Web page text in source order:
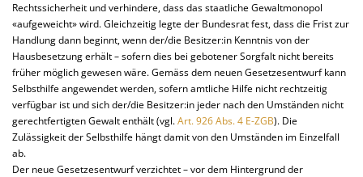
Rechtssicherheit und verhindere, dass das staatliche Gewaltmonopol
«aufgeweicht» wird. Gleichzeitig legte der Bundesrat fest, dass die Frist zur
Handlung dann beginnt, wenn der/die Besitzer:in Kenntnis von der
Hausbesetzung erhält – sofern dies bei gebotener Sorgfalt nicht bereits
früher möglich gewesen wäre. Gemäss dem neuen Gesetzesentwurf kann
Selbsthilfe angewendet werden, sofern amtliche Hilfe nicht rechtzeitig
verfügbar ist und sich der/die Besitzer:in jeder nach den Umständen nicht
gerechtfertigten Gewalt enthält (vgl.Art. 926 Abs. 4 E-ZGB). Die
Zulässigkeit der Selbsthilfe hängt damit von den Umständen im Einzelfall
ab.
Der neue Gesetzesentwurf verzichtet – vor dem Hintergrund der